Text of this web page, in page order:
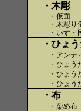
・木彫
・仮面
・木彫り
・いす・
・ひょ
・アンテ
・ひょう
・ひょう
・ひょう
・布
・染め布